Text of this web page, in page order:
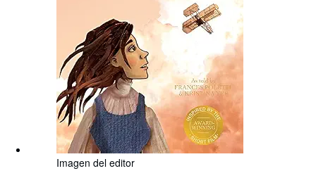
Imagen del editor